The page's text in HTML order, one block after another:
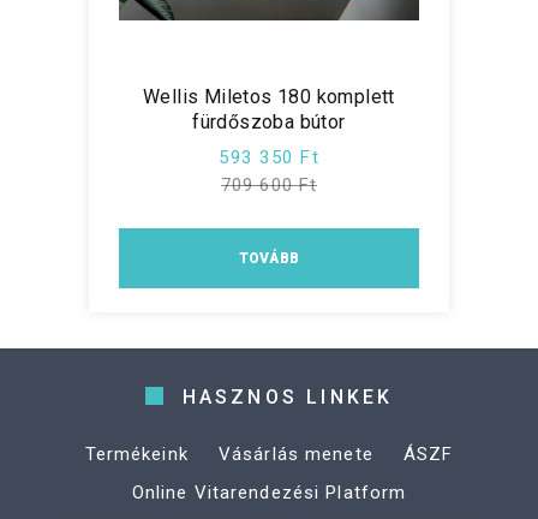
Wellis Miletos 180 komplett
fürdőszoba bútor
593 350 Ft
709 600 Ft
TOVÁBB
HASZNOS LINKEK
Termékeink Vásárlás menete
ÁSZF
Online Vitarendezési Platform